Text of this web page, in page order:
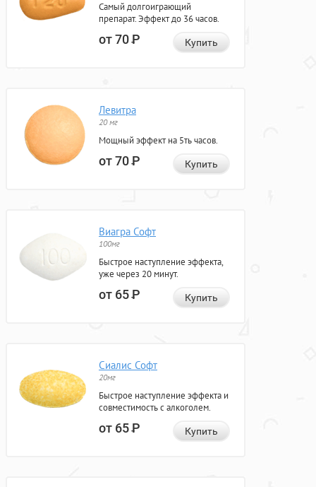
Самый долгоиграющий
препарат. Эффект до 36 часов.
от 70Р Купить
Левитра
20 мг
Мощный эффект на 5ть часов.
от 70Р Купить
Виагра Софт
100мг
Быстрое наступление эффекта,
уже через 20 минут.
от 65Р Купить
Сиалис Софт
20мг
Быстрое наступление эффекта и
совместимость с алкоголем.
от 65Р Купить